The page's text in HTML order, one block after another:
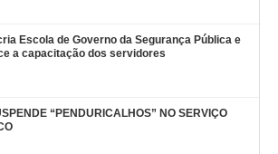
Escola de Governo da Segurança Pública e
a capacitação dos servidores
“PENDURICALHOS” NO SERVIÇO